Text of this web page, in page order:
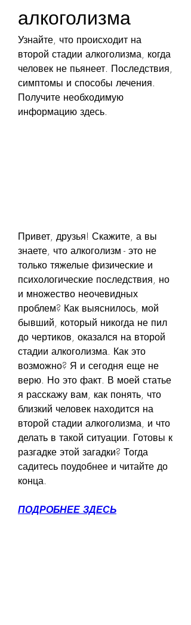
алкоголизма
Узнайте, что происходит на
второй стадии алкоголизма, когда
человек не пьянеет. Последствия,
симптомы и способы лечения.
Получите необходимую
информацию здесь.
Привет, друзья! Скажите, а вы
знаете, что алкоголизм - это не
только тяжелые физические и
психологические последствия, но
и множество неочевидных
проблем? Как выяснилось, мой
бывший, который никогда не пил
до чертиков, оказался на второй
стадии алкоголизма. Как это
возможно? Я и сегодня еще не
верю. Но это факт. В моей статье
я расскажу вам, как понять, что
близкий человек находится на
второй стадии алкоголизма, и что
делать в такой ситуации. Готовы к
разгадке этой загадки? Тогда
садитесь поудобнее и читайте до
конца.
ПОДРОБНЕЕ ЗДЕСЬ